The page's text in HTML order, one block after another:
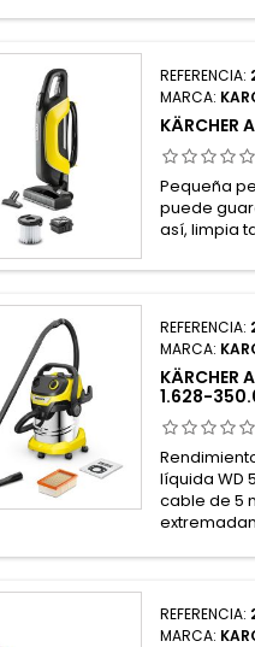
REFERENCIA:
MARCA:
KÄRCHER
Pequeña
puede
así, limpia
REFERENCIA:
MARCA:
KÄRCHER
1.628-
líquida WD
cable de 5
REFERENCIA:
MARCA: